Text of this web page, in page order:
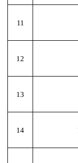
11
12
13
14